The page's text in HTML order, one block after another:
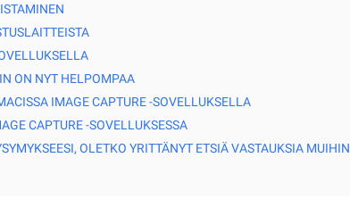
ON NYT HELPOMPAA
IMAGE CAPTURE -SOVELLUKSELLA
CAPTURE -SOVELLUKSESSA
OLETKO YRITTÄNYT ETSIÄ VASTAUKSIA MUIHIN